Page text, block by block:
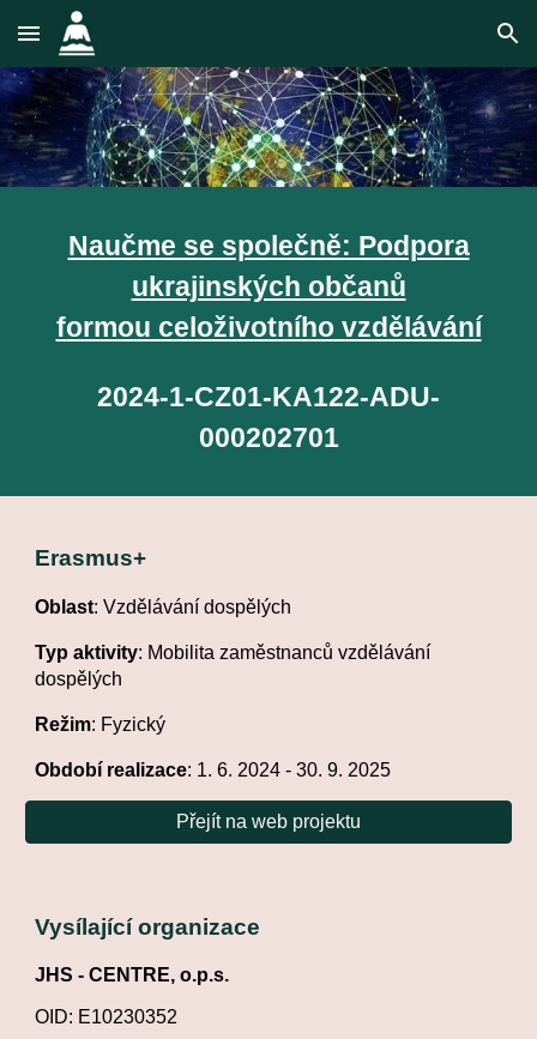
Skip to main content Skip to navigation
Naučme se společně: Podpora
ukrajinských občanů
formou celoživotního vzdělávání
2024-1-CZ01-KA122-ADU-
000202701
Erasmus+
Oblast: Vzdělávání dospělých
Typ aktivity: Mobilita zaměstnanců vzdělávání
dospělých
Režim: Fyzický
Období realizace: 1. 6. 2024 - 30. 9. 2025
Přejít na web projektu
Vysílající organizace
JHS - CENTRE, o.p.s.
OID: E10230352